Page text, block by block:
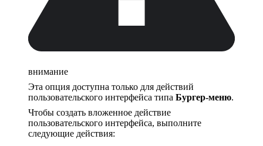
внимание
Эта опция доступна только для действий
пользовательского интерфейса типа Бургер-меню.
Чтобы создать вложенное действие
пользовательского интерфейса, выполните
следующие действия: